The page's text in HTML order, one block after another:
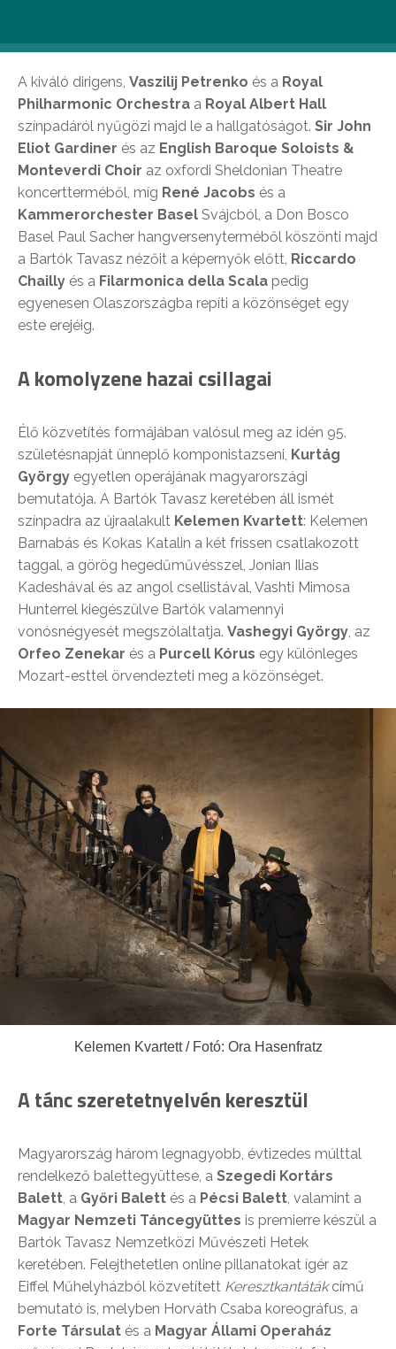
A kiváló dirigens, Vaszilij Petrenko és a Royal
Philharmonic Orchestra a Royal Albert Hall
színpadáról nyűgözi majd le a hallgatóságot. Sir John
Eliot Gardiner és az English Baroque Soloists &
Monteverdi Choir az oxfordi Sheldonian Theatre
koncertterméből, míg René Jacobs és a
Kammerorchester Basel Svájcból, a Don Bosco
Basel Paul Sacher hangversenyterméből köszönti majd
a Bartók Tavasz nézőit a képernyők előtt, Riccardo
Chailly és a Filarmonica della Scala pedig
egyenesen Olaszországba repíti a közönséget egy
este erejéig.
A komolyzene hazai csillagai
Élő közvetítés formájában valósul meg az idén 95.
születésnapját ünneplő komponistazseni, Kurtág
György egyetlen operájának magyarországi
bemutatója. A Bartók Tavasz keretében áll ismét
színpadra az újraalakult Kelemen Kvartett: Kelemen
Barnabás és Kokas Katalin a két frissen csatlakozott
taggal, a görög hegedűművésszel, Jonian Ilias
Kadeshával és az angol csellistával, Vashti Mimosa
Hunterrel kiegészülve Bartók valamennyi
vonósnégyesét megszólaltatja. Vashegyi György, az
Orfeo Zenekar és a Purcell Kórus egy különleges
Mozart-esttel örvendezteti meg a közönséget.
Kelemen Kvartett / Fotó: Ora Hasenfratz
A tánc szeretetnyelvén keresztül
Magyarország három legnagyobb, évtizedes múlttal
rendelkező balettegyüttese, a Szegedi Kortárs
Balett, a Győri Balett és a Pécsi Balett, valamint a
Magyar Nemzeti Táncegyüttes is premierre készül a
Bartók Tavasz Nemzetközi Művészeti Hetek
keretében. Felejthetetlen online pillanatokat ígér az
Eiffel Műhelyházból közvetített Keresztkantátákcímű
bemutató is, melyben Horváth Csaba koreográfus, a
Forte Társulat és a Magyar Állami Operaház